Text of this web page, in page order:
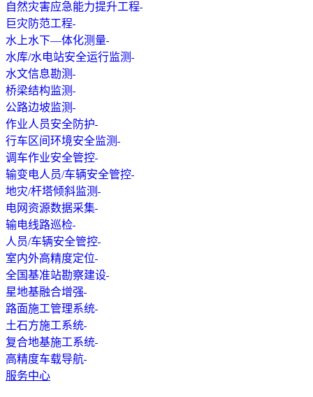
自然灾害应急能力提升工程
巨灾防范工程
水上水下—体化测量
水库/水电站安全运行监测
水文信息勘测
桥梁结构监测
公路边坡监测
作业人员安全防护
行车区间环境安全监测
调车作业安全管控
输变电人员/车辆安全管控
地灾/杆塔倾斜监测
电网资源数据采集
输电线路巡检
人员/车辆安全管控
室内外高精度定位
全国基准站勘察建设
星地基融合增强
路面施工管理系统
土石方施工系统
复合地基施工系统
高精度车载导航
服务中心